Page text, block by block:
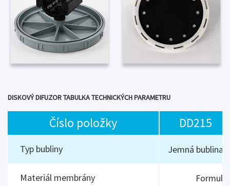
DISKOVÝ DIFUZOR TABULKA TECHNICKÝCH PARAMETRU
Číslo položky DD215
Typ bubliny Jemná bublina
Materiál membrány Formule